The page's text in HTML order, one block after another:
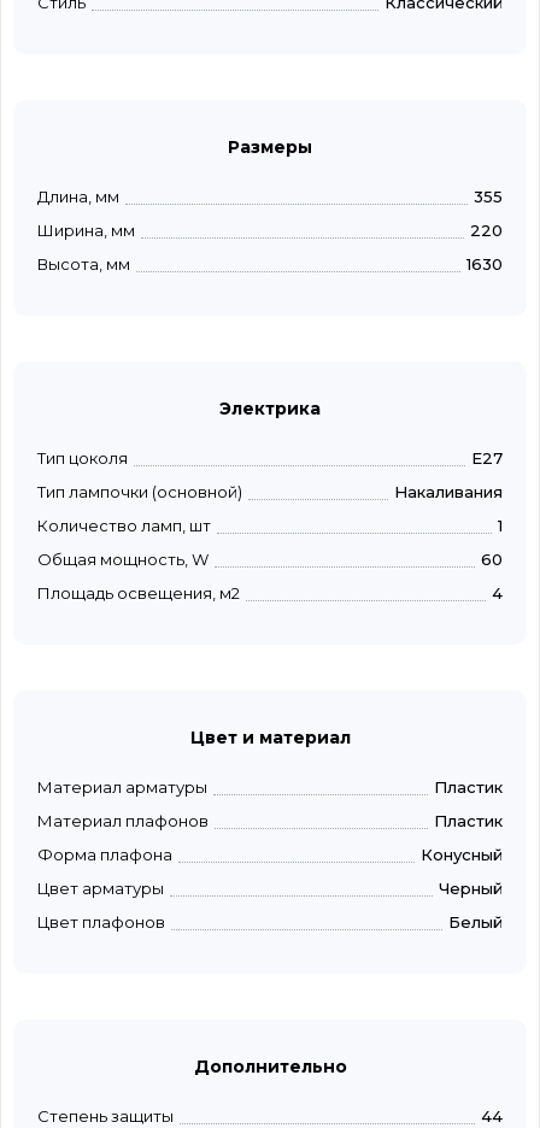
Размеры
Длина, мм
355
Ширина, мм
220
Высота, мм
1630
Электрика
Тип цоколя
E27
Тип лампочки (основной)
Накаливания
Количество ламп, шт
1
Общая мощность, W
60
Площадь освещения, м2
4
Цвет и материал
Материал арматуры
Пластик
Материал плафонов
Пластик
Форма плафона
Конусный
Цвет арматуры
Черный
Цвет плафонов
Белый
Дополнительно
Степень защиты 44